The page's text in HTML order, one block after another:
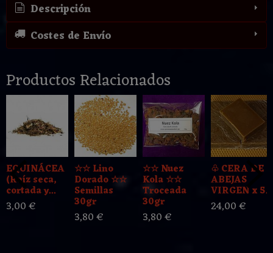
Descripción
Costes de Envío
Productos Relacionados
EQUINÁCEA
(Raíz seca,
cortada y...
3,00 €
☆☆ Lino
Dorado ☆☆
Semillas
30gr
3,80 €
☆☆ Nuez
Kola ☆☆
Troceada
30gr
3,80 €
♧ CERA DE
ABEJAS
VIRGEN x 5...
24,00 €